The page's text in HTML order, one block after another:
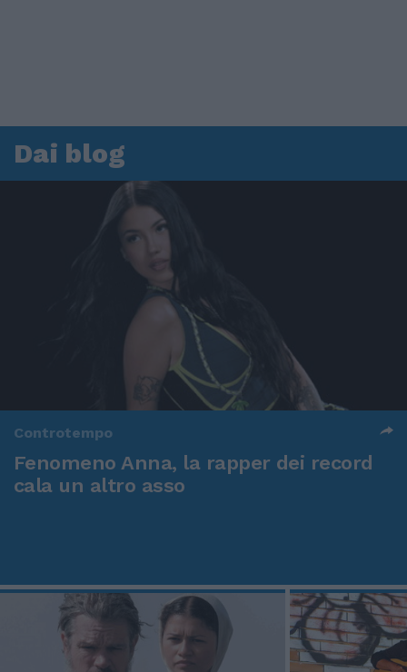
Dai blog
Controtempo
Fenomeno Anna, la rapper dei record
cala un altro asso